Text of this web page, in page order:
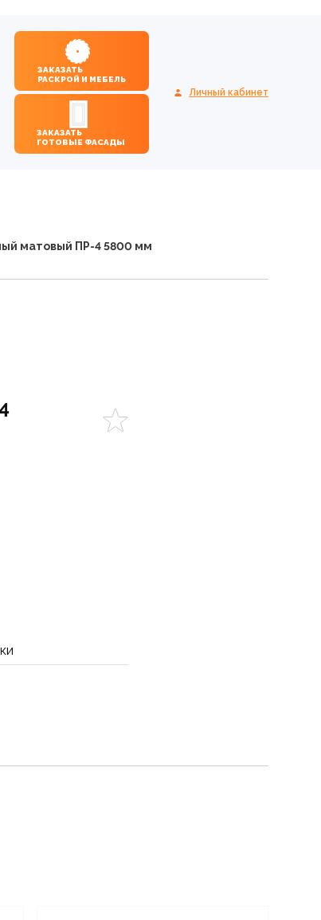
ЗАКАЗАТЬ
РАСКРОЙ И МЕБЕЛЬ
ЗАКАЗАТЬ
ГОТОВЫЕ ФАСАДЫ
Личный кабинет
матовый ПР-4 5800 мм